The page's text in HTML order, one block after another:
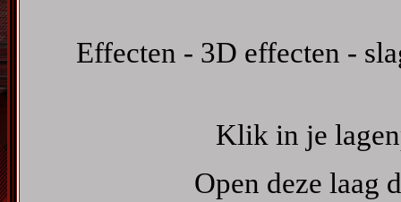
Effecten - 3D effecten -
Klik in je
Open deze laag